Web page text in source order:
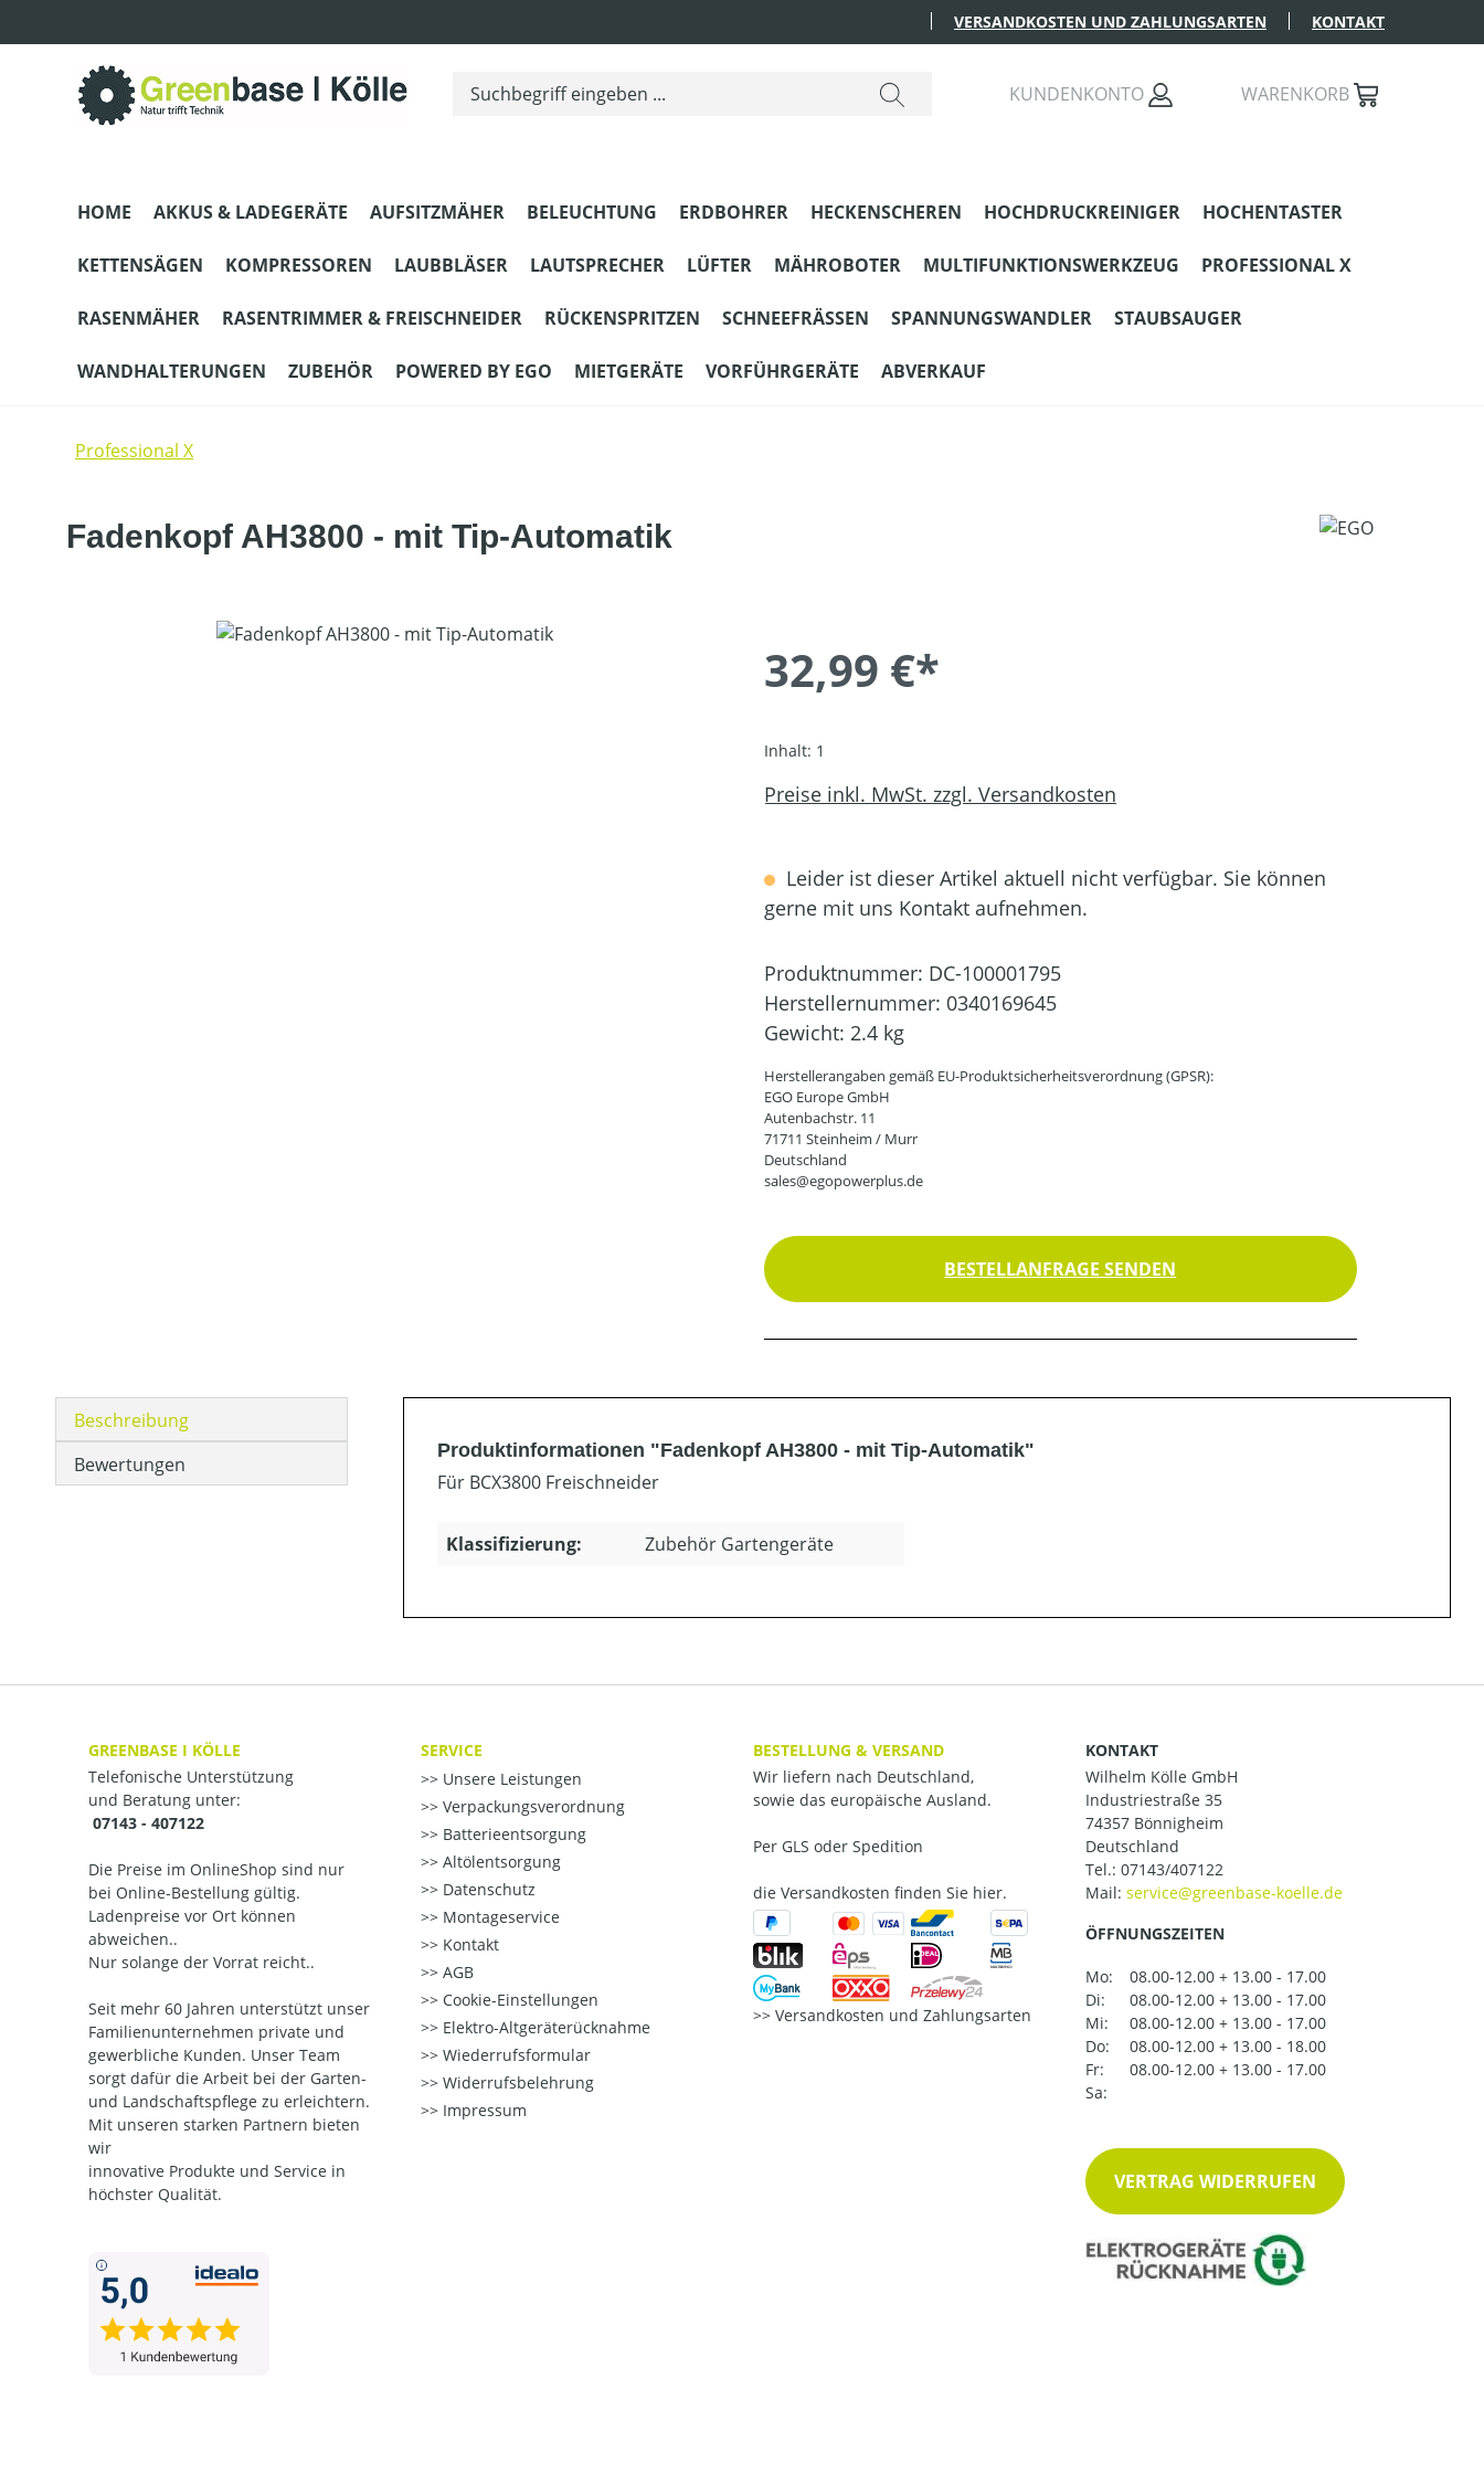
VERSANDKOSTEN UND ZAHLUNGSARTEN KONTAKT
KUNDENKONTO WARENKORB
HOME AKKUS & LADEGERÄTE AUFSITZMÄHER BELEUCHTUNG ERDBOHRER HECKENSCHEREN HOCHDRUCKREINIGER HOCHENTASTER
KETTENSÄGEN KOMPRESSOREN LAUBBLÄSER LAUTSPRECHER LÜFTER MÄHROBOTER MULTIFUNKTIONSWERKZEUG PROFESSIONAL X
RASENMÄHER RASENTRIMMER & FREISCHNEIDER RÜCKENSPRITZEN SCHNEEFRÄSSEN SPANNUNGSWANDLER STAUBSAUGER
WANDHALTERUNGEN ZUBEHÖR POWERED BY EGO MIETGERÄTE VORFÜHRGERÄTE ABVERKAUF
Professional X
Fadenkopf AH3800 - mit Tip-Automatik
Bildergalerie überspringen
32,99 €*
Inhalt: 1
Preise inkl. MwSt. zzgl. Versandkosten
Leider ist dieser Artikel aktuell nicht verfügbar. Sie können
gerne mit uns Kontakt aufnehmen.
Produktnummer: DC-100001795
Herstellernummer: 0340169645
Gewicht: 2.4 kg
Herstellerangaben gemäß EU-Produktsicherheitsverordnung (GPSR):
EGO Europe GmbH
Autenbachstr. 11
71711 Steinheim / Murr
Deutschland
sales@egopowerplus.de
BESTELLANFRAGE SENDEN
Beschreibung
Bewertungen
Produktinformationen "Fadenkopf AH3800 - mit Tip-Automatik"
Für BCX3800 Freischneider
Klassifizierung: Zubehör Gartengeräte
GREENBASE I KÖLLE
Telefonische Unterstützung
und Beratung unter:
07143 - 407122
Die Preise im OnlineShop sind nur
bei Online-Bestellung gültig.
Ladenpreise vor Ort können
abweichen..
Nur solange der Vorrat reicht..
Seit mehr 60 Jahren unterstützt unser
Familienunternehmen private und
gewerbliche Kunden. Unser Team
sorgt dafür die Arbeit bei der Garten-
und Landschaftspflege zu erleichtern.
Mit unseren starken Partnern bieten
wir
innovative Produkte und Service in
höchster Qualität.
SERVICE
Unsere Leistungen
Verpackungsverordnung
Batterieentsorgung
Altölentsorgung
Datenschutz
Montageservice
Kontakt
AGB
Cookie-Einstellungen
Elektro-Altgeräterücknahme
Wiederrufsformular
Widerrufsbelehrung
Impressum
BESTELLUNG & VERSAND
Wir liefern nach Deutschland,
sowie das europäische Ausland.
Per GLS oder Spedition
die Versandkosten finden Sie hier.
Versandkosten und Zahlungsarten
KONTAKT
Wilhelm Kölle GmbH
Industriestraße 35
74357 Bönnigheim
Deutschland
Tel.: 07143/407122
Mail:
ÖFFNUNGSZEITEN
Mo:
08.00-12.00 + 13.00 - 17.00
Di:
08.00-12.00 + 13.00 - 17.00
Mi:
08.00-12.00 + 13.00 - 17.00
Do:
08.00-12.00 + 13.00 - 18.00
Fr:
08.00-12.00 + 13.00 - 17.00
Sa:
VERTRAG WIDERRUFEN